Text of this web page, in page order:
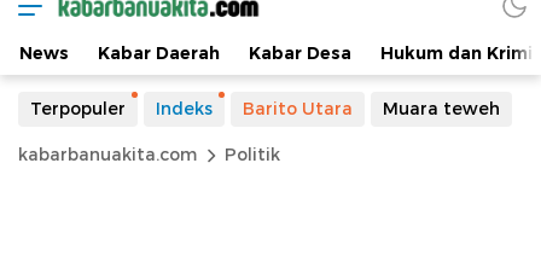
News Kabar Daerah Kabar Desa Hukum dan
Terpopuler Indeks Barito Utara Muara teweh
kabarbanuakita.com Politik